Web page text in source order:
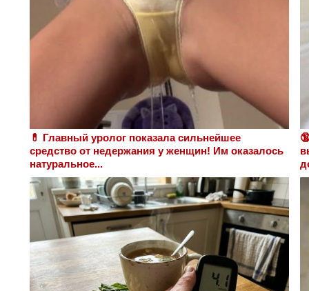
💊 Главный уролог показала сильнейшее
средство от недержания у женщин! Им оказалось
натуральное...